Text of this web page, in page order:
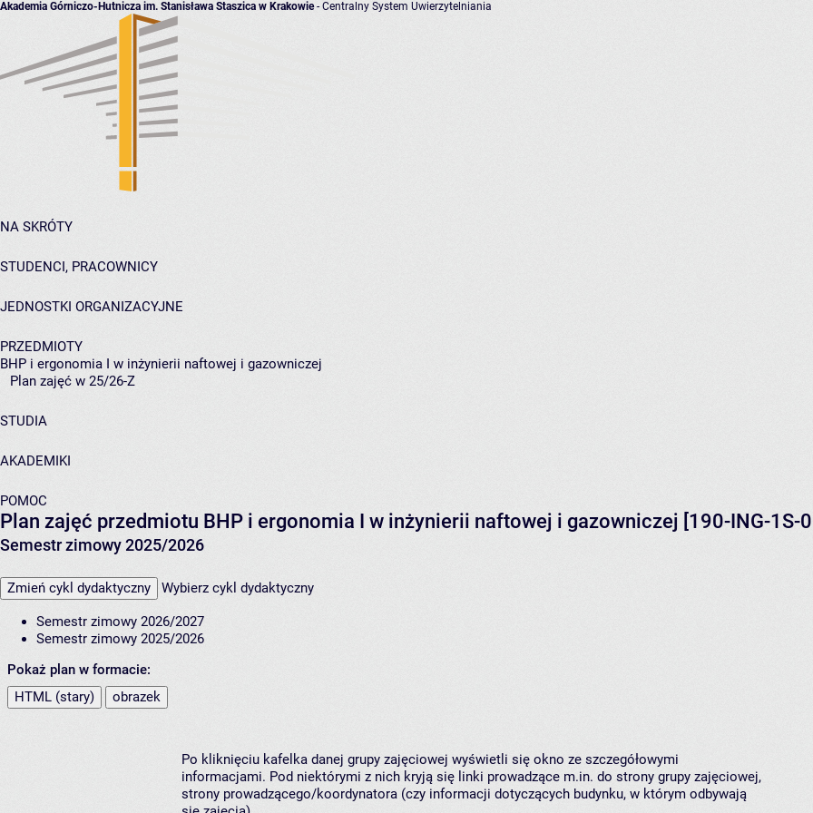
Akademia Górniczo-Hutnicza im. Stanisława Staszica w Krakowie- Centralny System Uwierzytelniania
NA SKRÓTY
STUDENCI, PRACOWNICY
JEDNOSTKI ORGANIZACYJNE
PRZEDMIOTY
BHP i ergonomia I w inżynierii naftowej i gazowniczej
Plan zajęć w 25/26-Z
STUDIA
AKADEMIKI
POMOC
Plan zajęć przedmiotu BHP i ergonomia I w inżynierii naftowej i gazowniczej [190-ING-1S-
Semestr zimowy 2025/2026
Zmień cykl dydaktyczny Wybierz cykl dydaktyczny
Semestr zimowy 2026/2027
Semestr zimowy 2025/2026
Pokaż plan w formacie:
HTML (stary)
obrazek
Po kliknięciu kafelka danej grupy zajęciowej wyświetli się okno ze szczegółowymi
informacjami. Pod niektórymi z nich kryją się linki prowadzące m.in. do strony grupy zajęciowej,
strony prowadzącego/koordynatora (czy informacji dotyczących budynku, w którym odbywają